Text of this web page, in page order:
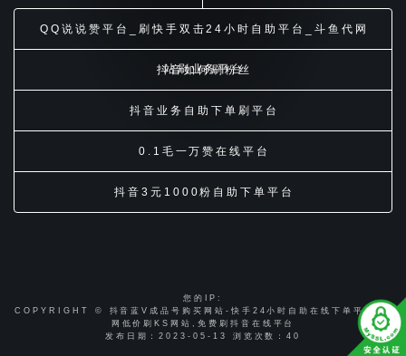
QQ说说赞平台_刷快手双击24小时自助平台_斗鱼代网
站刷业务平台
抖音如何刷粉丝
抖音业务自助下单刷平台
0.1毛一万赞在线平台
抖音3元1000粉自助下单平台
您的IP:
COPYRIGHT © 抖音蓝V成品号购买网站-快手24小时自助在线下单平台-全
网低价刷KS网站,免费刷抖音在线平台
发布日期：2023-05-13 浏览次数：40